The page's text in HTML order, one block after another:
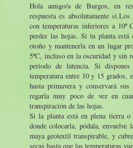
Hola amigo/a de Burgos, en
respuesta es absolutamente
con temperaturas inferiores a 10º
perder las hojas. Si tu planta está
otoño y mantenerla en un lugar
5ºC, incluso en la oscuridad y sin
periodo de latencia. Si
temperatura entre 10 y 15 grados,
hasta primavera y conservará
regarla muy poco de vez en
transpiración de las hojas.
Si la planta está en plena tierra
donde colocarla, pódala, envuelve
maya geotextil transpirable, y
secas hasta que las temperaturas